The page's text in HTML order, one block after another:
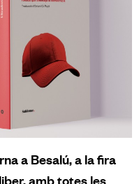
a Besalú, a la fira
, amb totes les